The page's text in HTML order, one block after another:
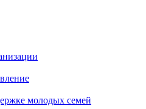
молодых семей